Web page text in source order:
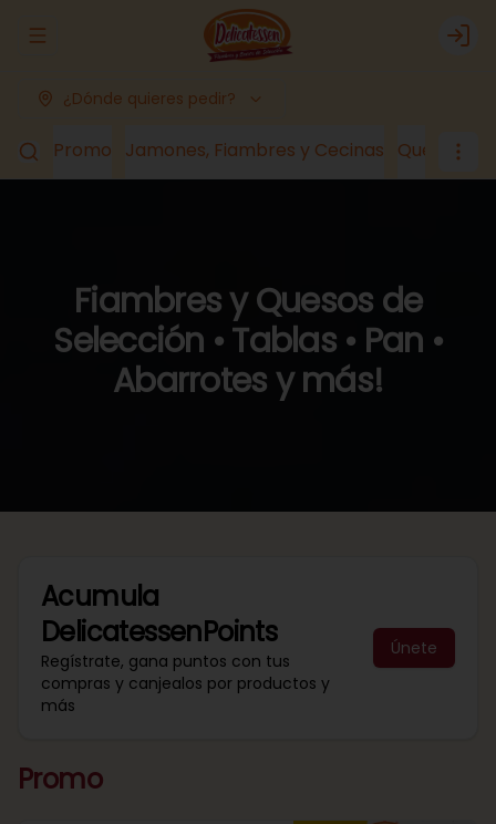
Abrir menu de navegación Login
¿Dónde quieres pedir?
Promo Jamones, Fiambres y Cecinas Quesos
Fiambres y Quesos de
Selección • Tablas • Pan •
Abarrotes y más!
Acumula
DelicatessenPoints
Regístrate, gana puntos con tus
compras y canjealos por productos y
más
Únete
Promo